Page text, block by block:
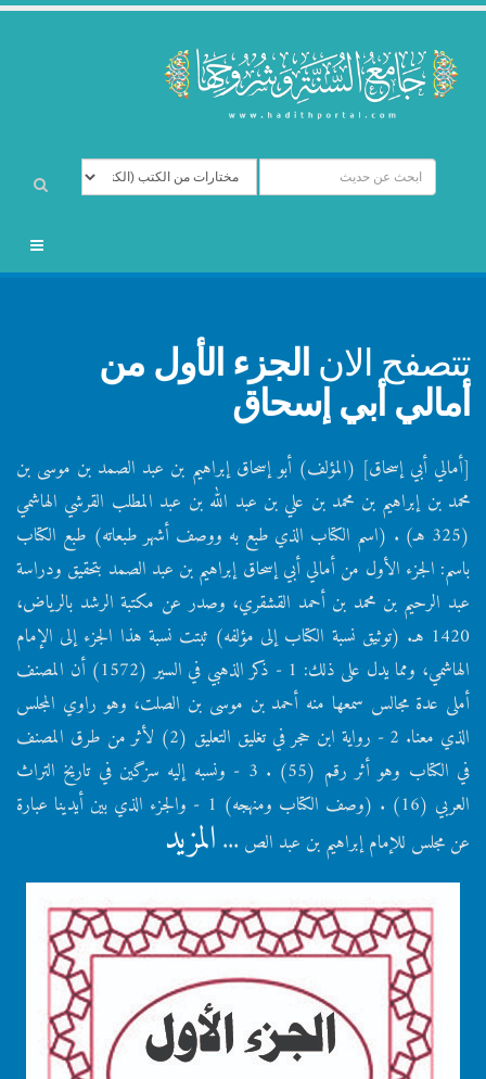
تتصفح الان الجزء الأول من
أمالي أبي إسحاق
[أمالي أبي إسحاق] (المؤلف) أبو إسحاق إبراهيم بن عبد الصمد بن موسى بن
محمد بن إبراهيم بن محمد بن علي بن عبد الله بن عبد المطلب القرشي الهاشمي
(325 هـ) . (اسم الكتاب الذي طبع به ووصف أشهر طبعاته) طبع الكتاب
باسم: الجزء الأول من أمالي أبي إسحاق إبراهيم بن عبد الصمد بتحقيق ودراسة
عبد الرحيم بن محمد بن أحمد القشقري، وصدر عن مكتبة الرشد بالرياض،
1420 هـ. (توثيق نسبة الكتاب إلى مؤلفه) ثبتت نسبة هذا الجزء إلى الإمام
الهاشمي، ومما يدل على ذلك: 1 - ذكر الذهبي في السير (1572) أن المصنف
أملى عدة مجالس سمعها منه أحمد بن موسى بن الصلت، وهو راوي المجلس
الذي معنا. 2 - رواية ابن حجر في تغليق التعليق (2) لأثر من طرق المصنف
في الكتاب وهو أثر رقم (55) . 3 - ونسبه إليه سزگين في تاريخ التراث
العربي (16) . (وصف الكتاب ومنهجه) 1 - والجزء الذي بين أيدينا عبارة
عن مجلس للإمام إبراهيم بن عبد الص ... المزيد